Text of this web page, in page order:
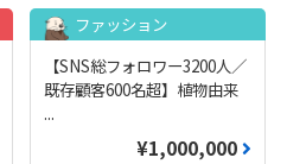
ファッション
【SNS総フォロワー3200人／
既存顧客600名超】植物由来
...
¥1,000,000